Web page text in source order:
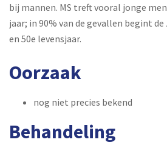
bij mannen. MS treft vooral jonge
jaar; in 90% van de gevallen begint
en 50e levensjaar.
Oorzaak
nog niet precies bekend
Behandeling